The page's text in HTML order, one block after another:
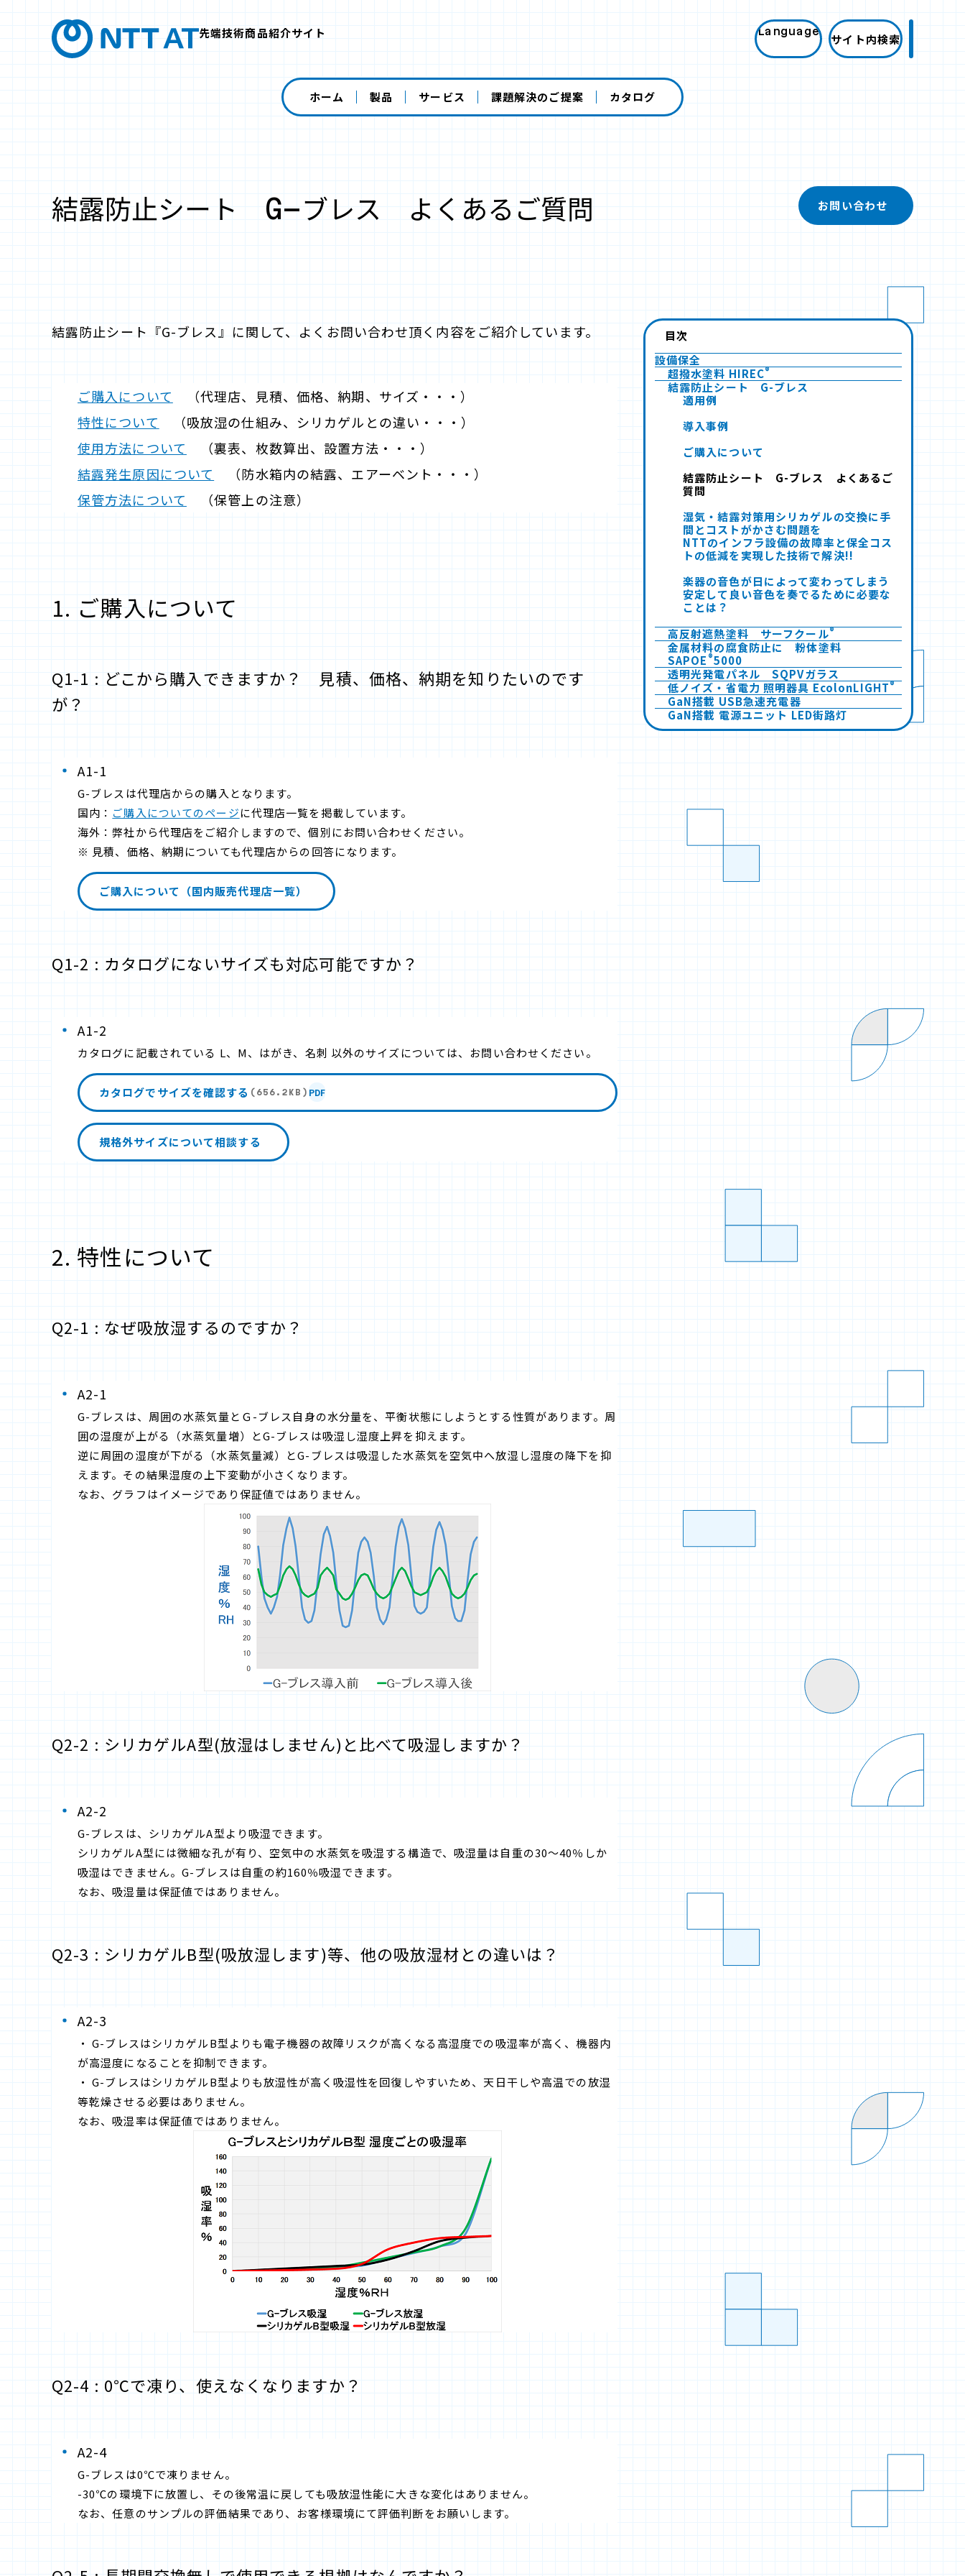
先端技術商品紹介サイト Language
サイト内検索
ホーム 製品 サービス 課題解決のご提案 カタログ
結露防止シート G-ブレス よくあるご質問 お問い合わせ
結露防止シート『G-ブレス』に関して、よくお問い合わせ頂く内容をご紹介しています。
ご購入について
（代理店、見積、価格、納期、サイズ・・・）
特性について
（吸放湿の仕組み、シリカゲルとの違い・・・）
使用方法について
（裏表、枚数算出、設置方法・・・）
結露発生原因について
（防水箱内の結露、エアーベント・・・）
保管方法について
（保管上の注意）
1. ご購入について
Q1-1 : どこから購入できますか？ 見積、価格、納期を知りたいのです
が？
A1-1
G-ブレスは代理店からの購入となります。
国内： ご購入についてのページに代理店一覧を掲載しています。
海外：弊社から代理店をご紹介しますので、個別にお問い合わせください。
※ 見積、価格、納期についても代理店からの回答になります。
ご購入について（国内販売代理店一覧）
Q1-2 : カタログにないサイズも対応可能ですか？
A1-2
カタログに記載されている L、M、はがき、名刺 以外のサイズについては、お問い合わせください。
カタログでサイズを確認する (656.2KB) PDF
規格外サイズについて相談する
2. 特性について
Q2-1 : なぜ吸放湿するのですか？
A2-1
G-ブレスは、周囲の水蒸気量とＧ-ブレス自身の水分量を、平衡状態にしようとする性質があります。周
囲の湿度が上がる（水蒸気量増）とG-ブレスは吸湿し湿度上昇を抑えます。
逆に周囲の湿度が下がる（水蒸気量減）とG-ブレスは吸湿した水蒸気を空気中へ放湿し湿度の降下を抑
えます。その結果湿度の上下変動が小さくなります。
なお、グラフはイメージであり保証値ではありません。
Q2-2 : シリカゲルA型(放湿はしません)と比べて吸湿しますか？
A2-2
G-ブレスは、シリカゲルA型より吸湿できます。
シリカゲルA型には微細な孔が有り、空気中の水蒸気を吸湿する構造で、吸湿量は自重の30～40％しか
吸湿はできません。G-ブレスは自重の約160％吸湿できます。
なお、吸湿量は保証値ではありません。
Q2-3 : シリカゲルB型(吸放湿します)等、他の吸放湿材との違いは？
A2-3
・ G-ブレスはシリカゲルB型よりも電子機器の故障リスクが高くなる高湿度での吸湿率が高く、機器内
が高湿度になることを抑制できます。
・ G-ブレスはシリカゲルB型よりも放湿性が高く吸湿性を回復しやすいため、天日干しや高温での放湿
等乾燥させる必要はありません。
なお、吸湿率は保証値ではありません。
Q2-4 : 0℃で凍り、使えなくなりますか？
A2-4
G-ブレスは0℃で凍りません。
-30℃の環境下に放置し、その後常温に戻しても吸放湿性能に大きな変化はありません。
なお、任意のサンプルの評価結果であり、お客様環境にて評価判断をお願いします。
目次
設備保全
超撥水塗料 HIREC®
結露防止シート G-ブレス
適用例
導入事例
ご購入について
結露防止シート G-ブレス よくあるご
質問
湿気・結露対策用シリカゲルの交換に手
間とコストがかさむ問題を
NTTのインフラ設備の故障率と保全コス
トの低減を実現した技術で解決!!
楽器の音色が日によって変わってしまう
安定して良い音色を奏でるために必要な
ことは？
高反射遮熱塗料 サーフクール®
金属材料の腐食防止に 粉体塗料
SAPOE ®5000
透明光発電パネル SQPVガラス
低ノイズ・省電力 照明器具 EcolonLIGHT®
GaN搭載 USB急速充電器
GaN搭載 電源ユニット LED街路灯